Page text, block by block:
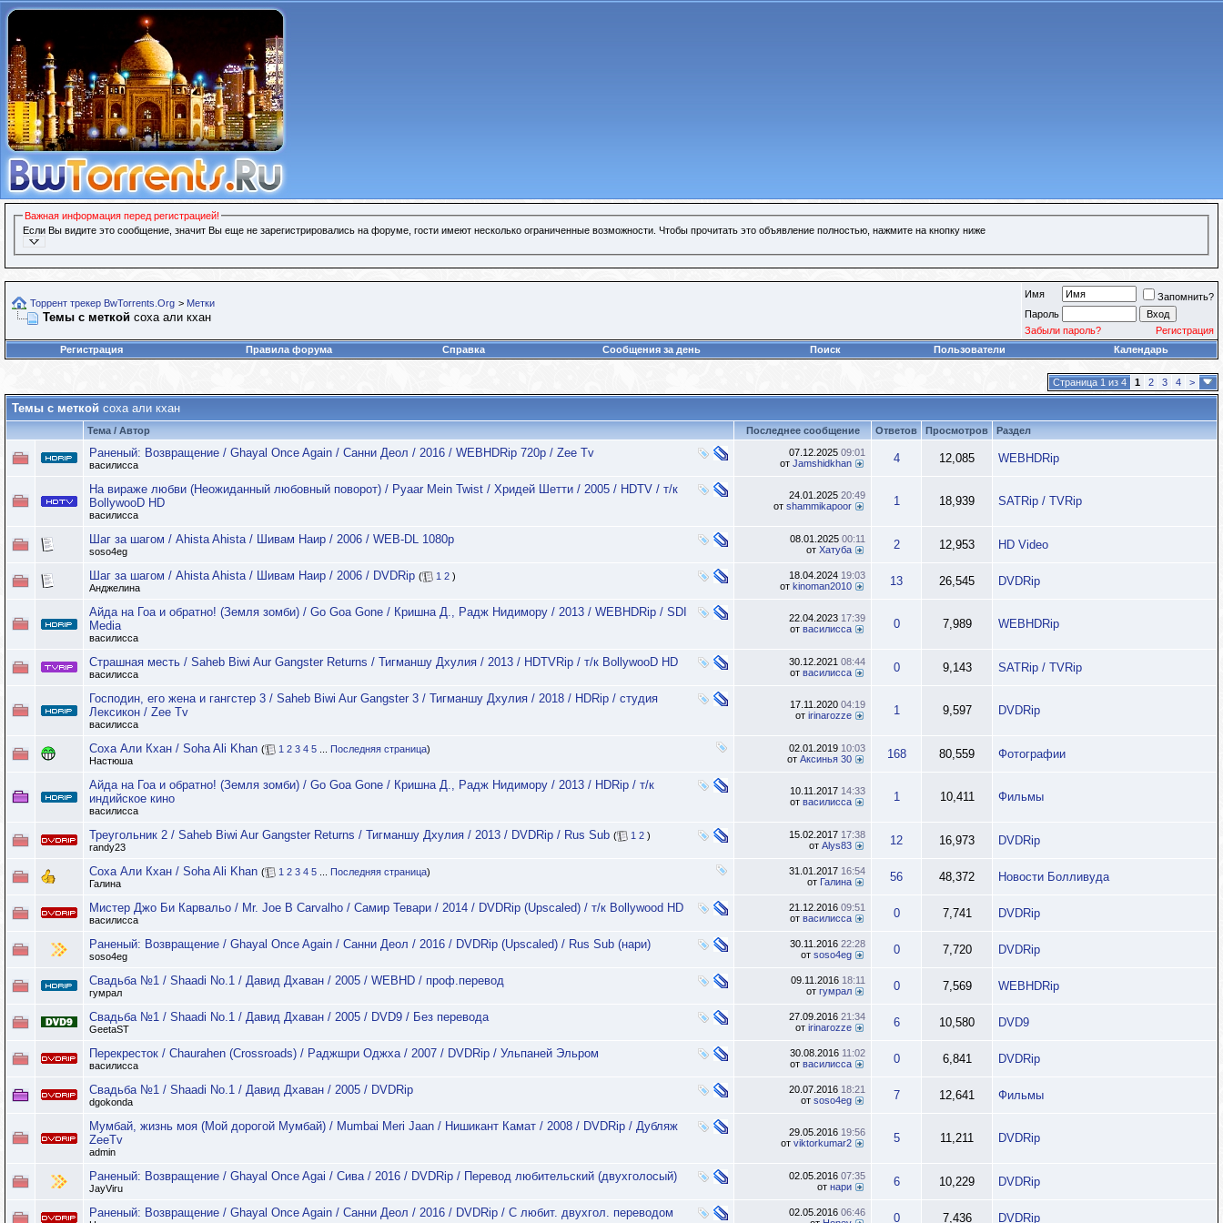
Важная информация перед регистрацией!
Если Вы видите это сообщение, значит Вы еще не зарегистрировались на форуме, гости имеют несколько ограниченные возможности. Чтобы прочитать это объявление полностью, нажмите на кнопку ниже
Торрент трекер BwTorrents.Org > Метки
Темы с меткой соха али кхан
Имя
Запомнить?
Пароль
Забыли пароль?
Регистрация
Регистрация
Правила форума Справка Сообщения за день Поиск Пользователи Календарь
Страница 1 из 4 1 2 3 4 >
Темы с меткой соха али кхан
Тема / Автор Последнее сообщение Ответов Просмотров Раздел
Раненый: Возвращение / Ghayal Once Again / Санни Деол / 2016 / WEBHDRip 720p / Zee Tv
василисса
07.12.2025 09:01
от Jamshidkhan 4 12,085 WEBHDRip
На вираже любви (Неожиданный любовный поворот) / Pyaar Mein Twist / Хридей Шетти / 2005 / HDTV / т/к
BollywooD HD
василисса
24.01.2025 20:49
от shammikapoor 1 18,939 SATRip / TVRip
Шаг за шагом / Ahista Ahista / Шивам Наир / 2006 / WEB-DL 1080p
soso4eg
08.01.2025 00:11
от Хатуба 2 12,953 HD Video
Шаг за шагом / Ahista Ahista / Шивам Наир / 2006 / DVDRip ( 1 2 )
Анджелина
18.04.2024 19:03
от kinoman2010 13 26,545 DVDRip
Айда на Гоа и обратно! (Земля зомби) / Go Goa Gone / Кришна Д., Радж Нидимору / 2013 / WEBHDRip / SDI
Media
василисса
22.04.2023 17:39
от василисса 0 7,989 WEBHDRip
Страшная месть / Saheb Biwi Aur Gangster Returns / Тигманшу Дхулия / 2013 / HDTVRip / т/к BollywooD HD
василисса
30.12.2021 08:44
от василисса 0 9,143 SATRip / TVRip
Господин, его жена и гангстер 3 / Saheb Biwi Aur Gangster 3 / Тигманшу Дхулия / 2018 / HDRip / студия
Лексикон / Zee Tv
василисса
17.11.2020 04:19
от irinarozze 1 9,597 DVDRip
Соха Али Кхан / Soha Ali Khan ( 1 2 3 4 5 Последняя страница)
Настюша
02.01.2019 10:03
от Аксинья 30 168 80,559 Фотографии
Айда на Гоа и обратно! (Земля зомби) / Go Goa Gone / Кришна Д., Радж Нидимору / 2013 / HDRip / т/к
индийское кино
василисса
10.11.2017 14:33
от василисса 1 10,411 Фильмы
Треугольник 2 / Saheb Biwi Aur Gangster Returns / Тигманшу Дхулия / 2013 / DVDRip / Rus Sub ( 1 2 )
randy23
15.02.2017 17:38
от Alys83 12 16,973 DVDRip
Соха Али Кхан / Soha Ali Khan ( 1 2 3 4 5 Последняя страница)
Галина
31.01.2017 16:54
от Галина 56 48,372 Новости Болливуда
Мистер Джо Би Карвальо / Mr. Joe B Carvalho / Самир Тевари / 2014 / DVDRip (Upscaled) / т/к Bollywood HD
василисса
21.12.2016 09:51
от василисса 0 7,741 DVDRip
Раненый: Возвращение / Ghayal Once Again / Санни Деол / 2016 / DVDRip (Upscaled) / Rus Sub (нари)
soso4eg
30.11.2016 22:28
от soso4eg 0 7,720 DVDRip
Свадьба №1 / Shaadi No.1 / Давид Дхаван / 2005 / WEBHD / проф.перевод
гумрал
09.11.2016 18:11
от гумрал 0 7,569 WEBHDRip
Свадьба №1 / Shaadi No.1 / Давид Дхаван / 2005 / DVD9 / Без перевода
GeetaST
27.09.2016 21:34
от irinarozze 6 10,580 DVD9
Перекресток / Chaurahen (Crossroads) / Раджшри Оджха / 2007 / DVDRip / Ульпаней Эльром
василисса
30.08.2016 11:02
от василисса 0 6,841 DVDRip
Свадьба №1 / Shaadi No.1 / Давид Дхаван / 2005 / DVDRip
dgokonda
20.07.2016 18:21
от soso4eg 7 12,641 Фильмы
Мумбай, жизнь моя (Мой дорогой Мумбай) / Mumbai Meri Jaan / Нишикант Камат / 2008 / DVDRip / Дубляж
ZeeTv
admin
29.05.2016 19:56
от viktorkumar2 5 11,211 DVDRip
Раненый: Возвращение / Ghayal Once Agai / Сива / 2016 / DVDRip / Перевод любительский (двухголосый)
JayViru
02.05.2016 07:35
от нари 6 10,229 DVDRip
Раненый: Возвращение / Ghayal Once Again / Санни Деол / 2016 / DVDRip / С любит. двухгол. переводом 02.05.2016 06:46
0 7,436 DVDRip